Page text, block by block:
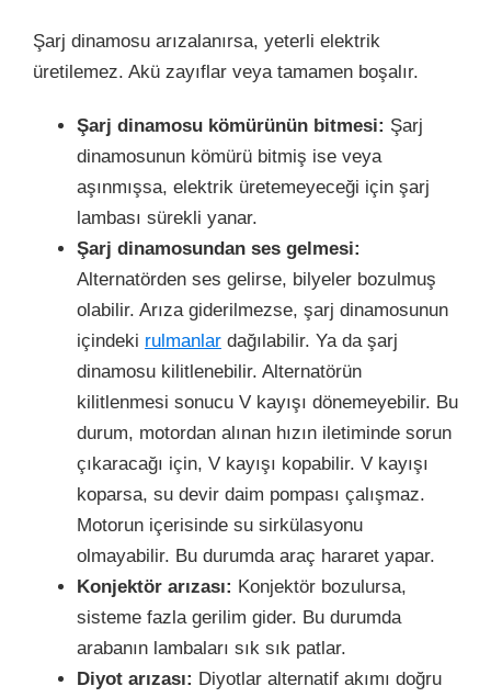
Şarj dinamosu arızalanırsa, yeterli elektrik
üretilemez. Akü zayıflar veya tamamen boşalır.
Şarj dinamosu kömürünün bitmesi: Şarj
dinamosunun kömürü bitmiş ise veya
aşınmışsa, elektrik üretemeyeceği için şarj
lambası sürekli yanar.
Şarj dinamosundan ses gelmesi:
Alternatörden ses gelirse, bilyeler bozulmuş
olabilir. Arıza giderilmezse, şarj dinamosunun
içindeki rulmanlar dağılabilir. Ya da şarj
dinamosu kilitlenebilir. Alternatörün
kilitlenmesi sonucu V kayışı dönemeyebilir. Bu
durum, motordan alınan hızın iletiminde sorun
çıkaracağı için, V kayışı kopabilir. V kayışı
koparsa, su devir daim pompası çalışmaz.
Motorun içerisinde su sirkülasyonu
olmayabilir. Bu durumda araç hararet yapar.
Konjektör arızası: Konjektör bozulursa,
sisteme fazla gerilim gider. Bu durumda
arabanın lambaları sık sık patlar.
Diyot arızası: Diyotlar alternatif akımı doğru